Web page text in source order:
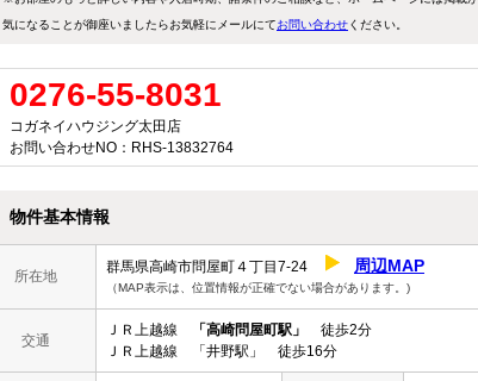
気になることが御座いましたらお気軽にメールにてお問い合わせください。
0276-55-8031
コガネイハウジング太田店
お問い合わせNO：RHS-13832764
物件基本情報
所在地
群馬県高崎市問屋町４丁目7-24 周辺MAP
（MAP表示は、位置情報が正確でない場合があります。)
交通
ＪＲ上越線 「高崎問屋町駅」
徒歩2分
ＪＲ上越線 「井野駅」 徒歩16分